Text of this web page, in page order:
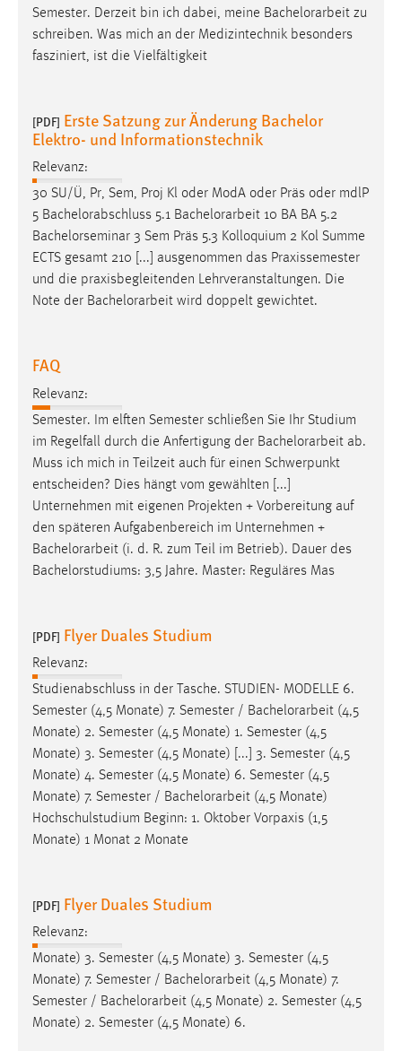
Semester. Derzeit bin ich dabei, meine Bachelorarbeit zu
schreiben. Was mich an der Medizintechnik besonders
fasziniert, ist die Vielfältigkeit
[PDF] Erste Satzung zur Änderung Bachelor
Elektro- und Informationstechnik
Relevanz:
30 SU/Ü, Pr, Sem, Proj Kl oder ModA oder Präs oder mdlP
5 Bachelorabschluss 5.1 Bachelorarbeit 10 BA BA 5.2
Bachelorseminar 3 Sem Präs 5.3 Kolloquium 2 Kol Summe
ECTS gesamt 210 [...] ausgenommen das Praxissemester
und die praxisbegleitenden Lehrveranstaltungen. Die
Note der Bachelorarbeit wird doppelt gewichtet.
FAQ
Relevanz:
Semester. Im elften Semester schließen Sie Ihr Studium
im Regelfall durch die Anfertigung der Bachelorarbeit ab.
Muss ich mich in Teilzeit auch für einen Schwerpunkt
entscheiden? Dies hängt vom gewählten [...]
Unternehmen mit eigenen Projekten + Vorbereitung auf
den späteren Aufgabenbereich im Unternehmen +
Bachelorarbeit (i. d. R. zum Teil im Betrieb). Dauer des
Bachelorstudiums: 3,5 Jahre. Master: Reguläres Mas
[PDF] Flyer Duales Studium
Relevanz:
Studienabschluss in der Tasche. STUDIEN- MODELLE 6.
Semester (4,5 Monate) 7. Semester / Bachelorarbeit (4,5
Monate) 2. Semester (4,5 Monate) 1. Semester (4,5
Monate) 3. Semester (4,5 Monate) [...] 3. Semester (4,5
Monate) 4. Semester (4,5 Monate) 6. Semester (4,5
Monate) 7. Semester / Bachelorarbeit (4,5 Monate)
Hochschulstudium Beginn: 1. Oktober Vorpaxis (1,5
Monate) 1 Monat 2 Monate
[PDF] Flyer Duales Studium
Relevanz:
Monate) 3. Semester (4,5 Monate) 3. Semester (4,5
Monate) 7. Semester / Bachelorarbeit (4,5 Monate) 7.
Semester / Bachelorarbeit (4,5 Monate) 2. Semester (4,5
Monate) 2. Semester (4,5 Monate) 6.